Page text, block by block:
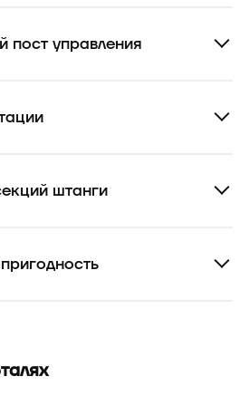
пост управления
штанги